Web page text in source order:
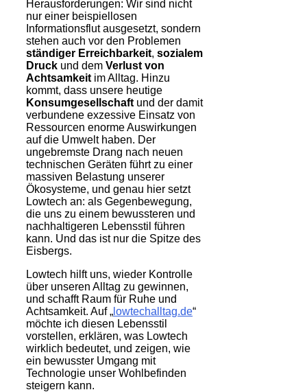
Herausforderungen: Wir sind nicht
nur einer beispiellosen
Informationsflut ausgesetzt, sondern
stehen auch vor den Problemen
ständiger Erreichbarkeit, sozialem
Druck und dem Verlust von
Achtsamkeit im Alltag. Hinzu
kommt, dass unsere heutige
Konsumgesellschaft und der damit
verbundene exzessive Einsatz von
Ressourcen enorme Auswirkungen
auf die Umwelt haben. Der
ungebremste Drang nach neuen
technischen Geräten führt zu einer
massiven Belastung unserer
Ökosysteme, und genau hier setzt
Lowtech an: als Gegenbewegung,
die uns zu einem bewussteren und
nachhaltigeren Lebensstil führen
kann. Und das ist nur die Spitze des
Eisbergs.
Lowtech hilft uns, wieder Kontrolle
über unseren Alltag zu gewinnen,
und schafft Raum für Ruhe und
Achtsamkeit. Auf „ lowtechalltag.de“
möchte ich diesen Lebensstil
vorstellen, erklären, was Lowtech
wirklich bedeutet, und zeigen, wie
ein bewusster Umgang mit
Technologie unser Wohlbefinden
steigern kann.